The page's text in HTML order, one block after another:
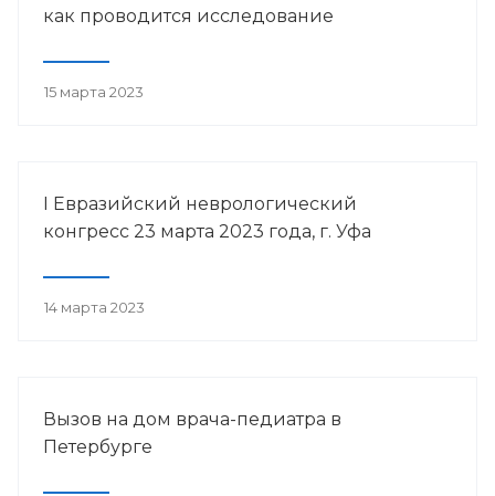
как проводится исследование
15 марта 2023
I Евразийский неврологический
конгресс 23 марта 2023 года, г. Уфа
14 марта 2023
Вызов на дом врача-педиатра в
Петербурге